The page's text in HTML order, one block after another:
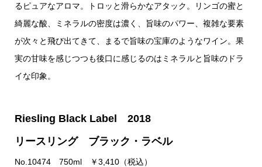
るピュアなアロマ。トロッと滑らかなアタック。リンゴの蜜と
綺麗な酸、ミネラルの密度は濃く、旨味のパワー、複雑な要素
が次々と飛び出てきて、まるで旨味の宝庫のようなワイン。果
実の甘味を感じつつも後口に感じるのはミネラルと旨味のドラ
イな印象。
Riesling Black Label 2018
リースリング ブラック・ラベル
No.10474 750ml ￥3,410（税込）